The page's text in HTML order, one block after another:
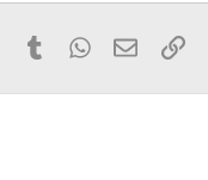
PinterestTumblr WhatsApp
E-Mail